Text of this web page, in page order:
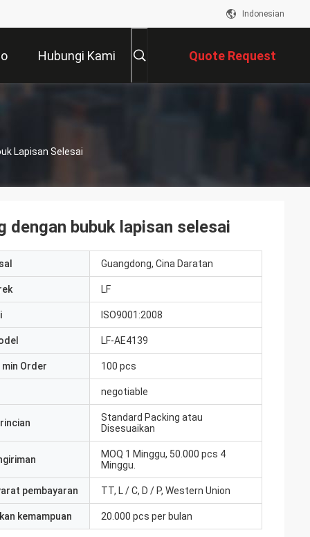
Indonesian
Hubungi Kami Quote Request
Lapisan Selesai
bubuk lapisan selesai
Guangdong, Cina Daratan
LF
ISO9001:2008
LF-AE4139
Order 100 pcs
negotiable
Standard Packing atau
Disesuaikan
MOQ 1 Minggu, 50.000 pcs 4
Minggu.
pembayaran TT, L / C, D / P, Western Union
kemampuan 20.000 pcs per bulan